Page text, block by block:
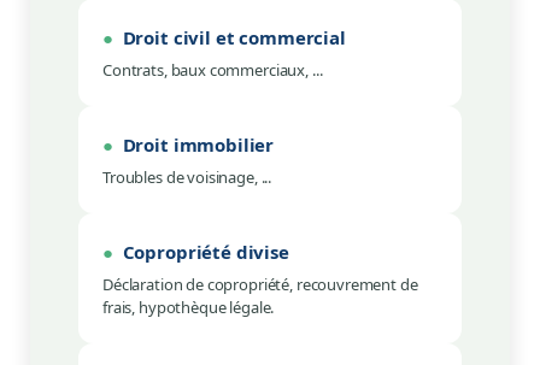
Adhésion
● Droit civil et commercial
Contrats, baux commerciaux, ...
● Droit immobilier
Troubles de voisinage, ...
● Copropriété divise
Déclaration de copropriété, recouvrement de
frais, hypothèque légale.